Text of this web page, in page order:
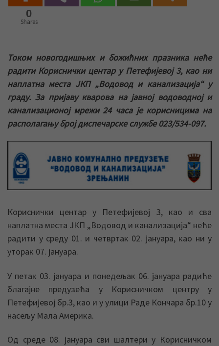
0
Shares
Током новогодишњих и божићних празника неће
радити Кориснички центар у Петефијевој 3, као ни
наплатна места ЈКП „Водовод и канализација“ у
граду. За пријаву кварова на јавној водоводној и
канализационој мрежи 24 часа је корисницима на
располагању број диспечарске службе 023/534-097.
Кориснички центар у Петефијевој 3, као и сва
наплатна места ЈКП „Водовод и канализација“ неће
радити у среду 01. и четвртак 02. јануaра, као ни у
уторак 07. јануара.
У петак 03. јануара и понедељак 06. јануара радиће
благајне предузећа у Корисничком центру у
Петефијевој бр.3, као и у улици Раде Кончара бр.10 у
насељу Мала Америка.
Од среде 08. јануара сви шалтери у Корисничком